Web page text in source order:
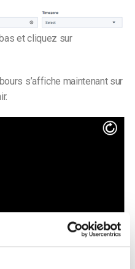
et cliquez sur
s’affiche maintenant sur